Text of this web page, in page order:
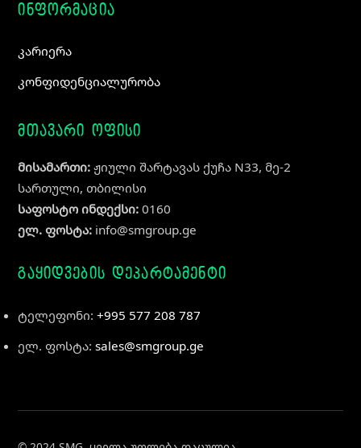
ინფორმაცია
კარიერა
კონფიდენციალურობა
მთავარი ოფისი
მისამართი:ჟიული შარტავას ქუჩა N33, მე-2
სართული, თბილისი
საფოსტო ინდექსი: 0160
ელ. ფოსტა: info@smgroup.ge
გაყიდვების დეპარტამენტი
ტელეფონი:+995 577 208 787
ელ. ფოსტა:sales@smgroup.ge